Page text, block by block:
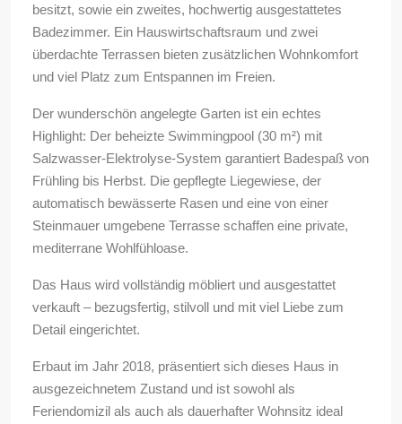
besitzt, sowie ein zweites, hochwertig ausgestattetes
Badezimmer. Ein Hauswirtschaftsraum und zwei
überdachte Terrassen bieten zusätzlichen Wohnkomfort
und viel Platz zum Entspannen im Freien.
Der wunderschön angelegte Garten ist ein echtes
Highlight: Der beheizte Swimmingpool (30 m²) mit
Salzwasser-Elektrolyse-System garantiert Badespaß von
Frühling bis Herbst. Die gepflegte Liegewiese, der
automatisch bewässerte Rasen und eine von einer
Steinmauer umgebene Terrasse schaffen eine private,
mediterrane Wohlfühloase.
Das Haus wird vollständig möbliert und ausgestattet
verkauft – bezugsfertig, stilvoll und mit viel Liebe zum
Detail eingerichtet.
Erbaut im Jahr 2018, präsentiert sich dieses Haus in
ausgezeichnetem Zustand und ist sowohl als
Feriendomizil als auch als dauerhafter Wohnsitz ideal